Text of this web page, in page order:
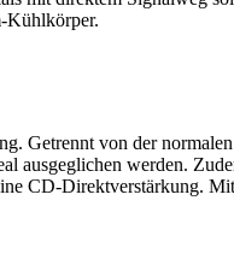
Kühlkörper.
Getrennt von der
werden.
CD-Direktverstärkung.